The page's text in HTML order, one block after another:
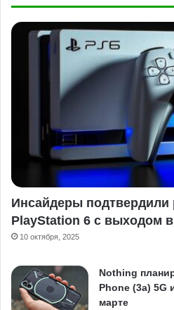
Инсайдеры подтвердили
PlayStation 6 с выходом в
10 октября, 2025
Nothing
Phone (3a) 5G
марте